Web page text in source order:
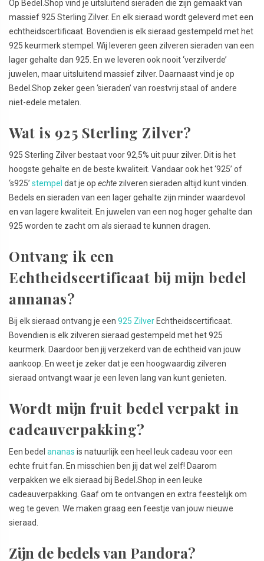
Op Bedel.Shop vind je uitsluitend sieraden die zijn gemaakt van
massief 925 Sterling Zilver. En elk sieraad wordt geleverd met een
echtheidscertificaat. Bovendien is elk sieraad gestempeld met het
925 keurmerk stempel. Wij leveren geen zilveren sieraden van een
lager gehalte dan 925. En we leveren ook nooit ‘verzilverde’
juwelen, maar uitsluitend massief zilver. Daarnaast vind je op
Bedel.Shop zeker geen ‘sieraden’ van roestvrij staal of andere
niet-edele metalen.
Wat is 925 Sterling Zilver?
925 Sterling Zilver bestaat voor 92,5% uit puur zilver. Dit is het
hoogste gehalte en de beste kwaliteit. Vandaar ook het ‘925’ of
‘s925’ stempel dat je op echte zilveren sieraden altijd kunt vinden.
Bedels en sieraden van een lager gehalte zijn minder waardevol
en van lagere kwaliteit. En juwelen van een nog hoger gehalte dan
925 worden te zacht om als sieraad te kunnen dragen.
Ontvang ik een
Echtheidscertificaat bij mijn bedel
annanas?
Bij elk sieraad ontvang je een 925 Zilver Echtheidscertificaat.
Bovendien is elk zilveren sieraad gestempeld met het 925
keurmerk. Daardoor ben jij verzekerd van de echtheid van jouw
aankoop. En weet je zeker dat je een hoogwaardig zilveren
sieraad ontvangt waar je een leven lang van kunt genieten.
Wordt mijn fruit bedel verpakt in
cadeauverpakking?
Een bedel ananas is natuurlijk een heel leuk cadeau voor een
echte fruit fan. En misschien ben jij dat wel zelf! Daarom
verpakken we elk sieraad bij Bedel.Shop in een leuke
cadeauverpakking. Gaaf om te ontvangen en extra feestelijk om
weg te geven. We maken graag een feestje van jouw nieuwe
sieraad.
Zijn de bedels van Pandora?